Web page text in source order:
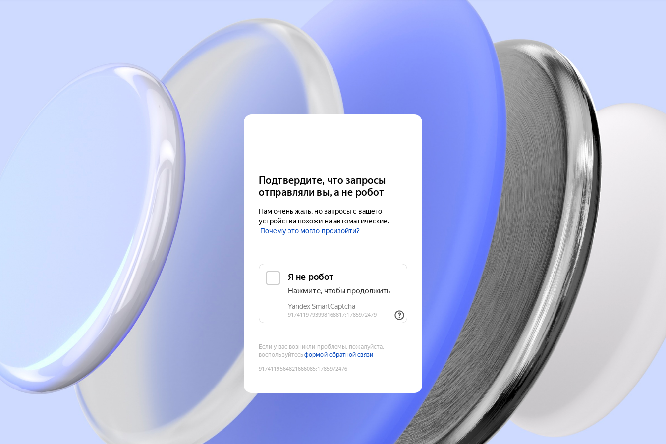
Подтвердите, что запросы
отправляли вы, а не робот
Нам очень жаль, но запросы с вашего
устройства похожи на автоматические.
Почему это могло произойти?
Если у вас возникли проблемы, пожалуйста,
воспользуйтесьформой обратной связи
9174119564821666085:1785972476